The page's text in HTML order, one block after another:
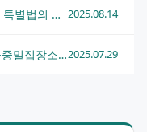
성매수처벌, 법적 처벌 수위와 성매매 특별법의 주요 내용 완벽 정리 2025.08.14
서산성범죄전문변호사가 알려주는 공중밀집장소추행 대응법과 법적 조력2025.07.29